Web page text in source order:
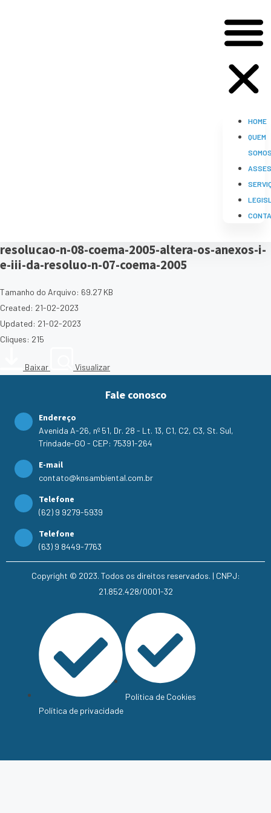
HOME
QUEM
resolucao-n-08-coema-2005-altera-os-anexos-i-
e-iii-da-resoluo-n-07-coema-2005
Tamanho do Arquivo: 69.27 KB
Created: 21-02-2023
Updated: 21-02-2023
Cliques: 215
Baixar Visualizar
Fale conosco
Endereço
Avenida A-26, nº 51, Dr. 28 - Lt. 13, C1, C2, C3, St. Sul,
Trindade-GO - CEP: 75391-264
E-mail
contato@knsambiental.com.br
Telefone
(62) 9 9279-5939
Telefone
(63) 9 8449-7763
Copyright © 2023. Todos os direitos reservados. | CNPJ:
21.852.428/0001-32
Política de privacidade
Política de Cookies